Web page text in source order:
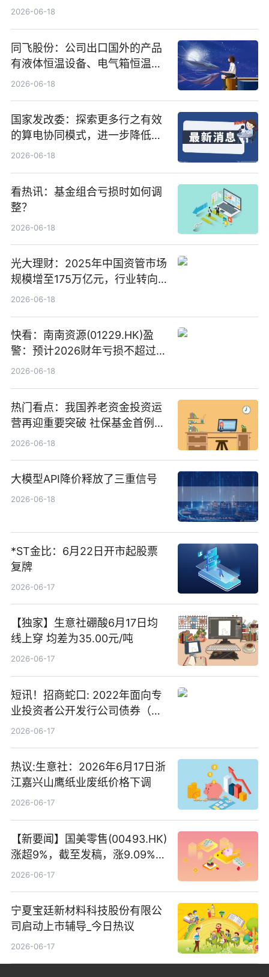
行5200万股
2026-06-18
同飞股份：公司出口国外的产品
有液体恒温设备、电气箱恒温装
置、纯水冷却单元和特种换热器
2026-06-18
国家发改委：探索更多行之有效
的算电协同模式，进一步降低网
络传输时延_最资讯
2026-06-18
看热讯：基金组合亏损时如何调
整？
2026-06-18
光大理财：2025年中国资管市场
规模增至175万亿元，行业转向
“量质并重”
2026-06-18
快看：南南资源(01229.HK)盈
警：预计2026财年亏损不超过
1000万港元
2026-06-18
热门看点：我国养老资金投资运
营再迎重要突破 社保基金首例期
货账户完成开立
2026-06-18
大模型API降价释放了三重信号
2026-06-18
*ST金比：6月22日开市起股票
复牌
2026-06-17
【独家】生意社硼酸6月17日均
线上穿 均差为35.00元/吨
2026-06-17
短讯！招商蛇口: 2022年面向专
业投资者公开发行公司债券（第
二期）（品种二）2026年付息公
2026-06-17
热议:生意社：2026年6月17日浙
江嘉兴山鹰纸业废纸价格下调
2026-06-17
【新要闻】国美零售(00493.HK)
涨超9%，截至发稿，涨9.09%，
报0.012港元，成交额37.26万港
2026-06-17
宁夏宝廷新材料科技股份有限公
司启动上市辅导_今日热议
2026-06-17